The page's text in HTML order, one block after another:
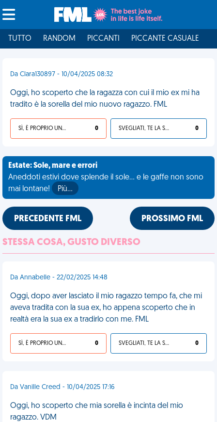
TUTTO RANDOM PICCANTI PICCANTE CASUALE
Da Clara130897 - 10/04/2025 08:32
Oggi, ho scoperto che la ragazza con cui il mio ex mi ha
tradito è la sorella del mio nuovo ragazzo. FML
SÌ, È PROPRIO UNA VDM! 0 SVEGLIATI, TE LA SEI CERCATA! 0
Estate: Sole, mare e errori
Aneddoti estivi dove splende il sole... e le gaffe non sono
mai lontane!
Più…
PRECEDENTE FML PROSSIMO FML
STESSA COSA, GUSTO DIVERSO
Da Annabelle - 22/02/2025 14:48
Oggi, dopo aver lasciato il mio ragazzo tempo fa, che mi
aveva tradita con la sua ex, ho appena scoperto che in
realtà era la sua ex a tradirlo con me. FML
SÌ, È PROPRIO UNA VDM! 0 SVEGLIATI, TE LA SEI CERCATA! 0
Da Vanille Creed - 10/04/2025 17:16
Oggi, ho scoperto che mia sorella è incinta del mio
ragazzo. VDM